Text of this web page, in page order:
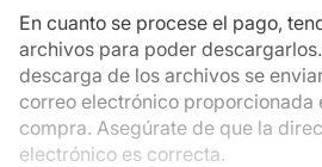
En cuanto se procese el pago,
archivos para poder
descarga de los archivos se
correo electrónico proporcionada
compra. Asegúrate de que la
electrónico es correcta.